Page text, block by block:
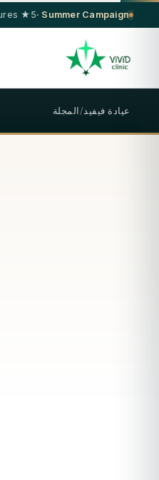
Summer Campaign ·
5★ hotel + VIP transfer on select procedures
عيادة فيفيد/المجلة